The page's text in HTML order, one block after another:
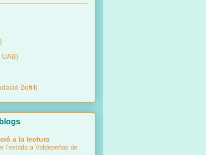
Bofill)
a la lectura
l’estada a Valdepeñas de